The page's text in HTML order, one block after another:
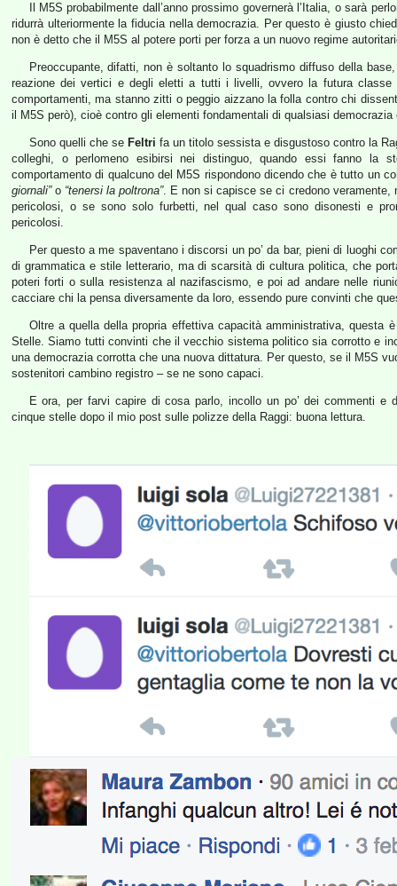
Il M5S probabilmente dall’anno prossimo governerà l’Italia, o sarà
ridurrà ulteriormente la fiducia nella democrazia. Per questo è giusto
non è detto che il M5S al potere porti per forza a un nuovo regime
Preoccupante, difatti, non è soltanto lo squadrismo diffuso della
reazione dei vertici e degli eletti a tutti i livelli, ovvero la futura
comportamenti, ma stanno zitti o peggio aizzano la folla contro chi
il M5S però), cioè contro gli elementi fondamentali di qualsiasi democrazia
Sono quelli che se Feltri fa un titolo sessista e disgustoso contro la
colleghi, o perlomeno esibirsi nei distinguo, quando essi fanno la
comportamento di qualcuno del M5S rispondono dicendo che è tutto un
giornali”o “tenersi la poltrona”. E non si capisce se ci credono veramente,
pericolosi, o se sono solo furbetti, nel qual caso sono disonesti e
pericolosi.
Per questo a me spaventano i discorsi un po’ da bar, pieni di luoghi
di grammatica e stile letterario, ma di scarsità di cultura politica, che
poteri forti o sulla resistenza al nazifascismo, e poi ad andare nelle
cacciare chi la pensa diversamente da loro, essendo pure convinti che
Oltre a quella della propria effettiva capacità amministrativa, questa
Stelle. Siamo tutti convinti che il vecchio sistema politico sia corrotto e
una democrazia corrotta che una nuova dittatura. Per questo, se il M5S
sostenitori cambino registro – se ne sono capaci.
E ora, per farvi capire di cosa parlo, incollo un po’ dei commenti
cinque stelle dopo il mio post sulle polizze della Raggi: buona lettura.